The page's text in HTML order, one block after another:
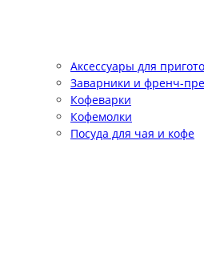
Аксессуары для
Заварники и френч-
Кофеварки
Кофемолки
Посуда для чая и кофе